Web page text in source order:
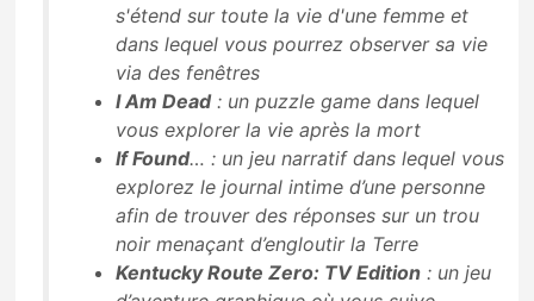
s'étend sur toute la vie d'une femme et
dans lequel vous pourrez observer sa vie
via des fenêtres
I Am Dead: un puzzle game dans lequel
vous explorer la vie après la mort
If Found… : un jeu narratif dans lequel vous
explorez le journal intime d’une personne
afin de trouver des réponses sur un trou
noir menaçant d’engloutir la Terre
Kentucky Route Zero: TV Edition : un jeu